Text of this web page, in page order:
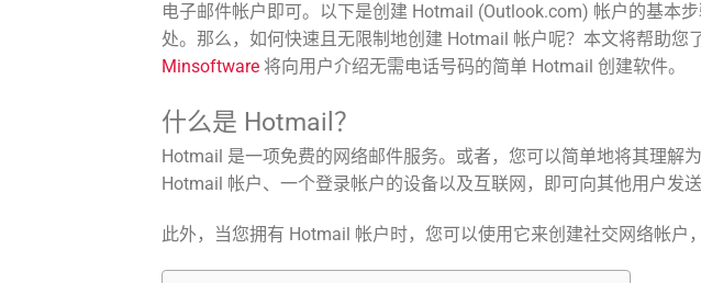
电子邮件帐户即可。以下是创建 Hotmail (Outlook.com) 帐户的基本
处。那么，如何快速且无限制地创建 Hotmail 帐户呢？本文将帮助您
Minsoftware 将向用户介绍无需电话号码的简单 Hotmail 创建软件。
什么是 Hotmail？
Hotmail 是一项免费的网络邮件服务。或者，您可以简单地将其理解
Hotmail 帐户、一个登录帐户的设备以及互联网，即可向其他用户发送
此外，当您拥有 Hotmail 帐户时，您可以使用它来创建社交网络帐户